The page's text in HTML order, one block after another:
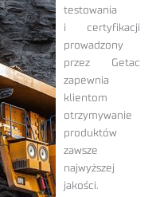
testowania
i certyfikacji
prowadzony
przez Getac
zapewnia
klientom
otrzymywanie
produktów
zawsze
najwyższej
jakości.